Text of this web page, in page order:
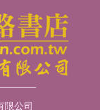
限公司